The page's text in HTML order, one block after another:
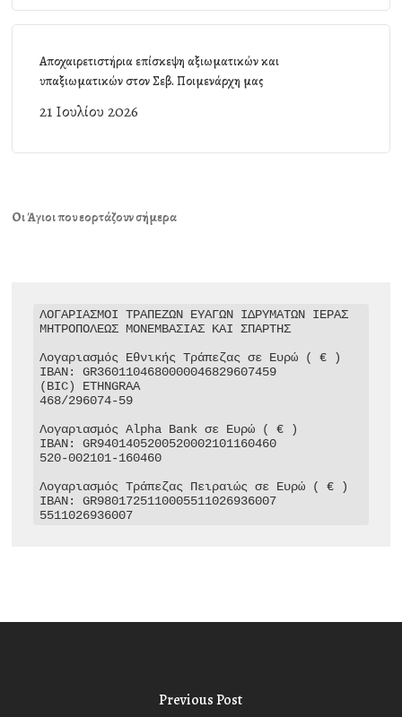
Αποχαιρετιστήρια επίσκεψη αξιωματικών και
υπαξιωματικών στον Σεβ. Ποιμενάρχη μας
21 Ιουλίου 2026
Οι Άγιοι που εορτάζουν σήμερα
ΛΟΓΑΡΙΑΣΜΟΙ ΤΡΑΠΕΖΩΝ ΕΥΑΓΩΝ ΙΔΡΥΜΑΤΩΝ ΙΕΡΑΣ
ΜΗΤΡΟΠΟΛΕΩΣ ΜΟΝΕΜΒΑΣΙΑΣ ΚΑΙ ΣΠΑΡΤΗΣ
Λογαριασμός Εθνικής Τράπεζας σε Ευρώ ( € )
IBAN: GR3601104680000046829607459
(BIC) ETHNGRAA
468/296074-59
Λογαριασμός Alpha Bank σε Ευρώ ( € )
IBAN: GR9401405200520002101160460
520-002101-160460
Λογαριασμός Τράπεζας Πειραιώς σε Ευρώ ( € )
IBAN: GR9801725110005511026936007
5511026936007
Previous Post